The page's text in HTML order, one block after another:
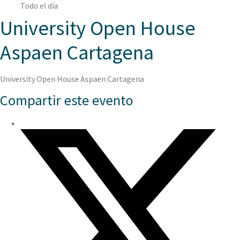
Todo el día
University Open House
Aspaen Cartagena
University Open House Aspaen Cartagena
Compartir este evento